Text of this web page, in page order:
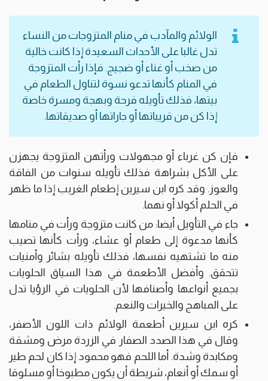
الولائم والمآدب في منام المتزوجات من النساء
تدل غالبا على الأحداث السعيدة إذا كانت خالية
من صخب أو غناء أو ضجيج. فإذا رأت المتزوجة
في المنام كأنها تدعو نسوة لتناول الطعام في
بيتها، فذلك تأويله فرحة وبهجة ومسرة خاصة
إذا كن من قريباتها أو جاراتها أو صديقاتها.
فإن كن غرباء أو مجهولات ورأتهن المتزوجة يجهزن
على الأكل بشراهة فذلك تأويله سنوات من الفاقة
والعوز. وقد كره ابن سيرين إطعام الغريب إذا ما ظهر
في الحلم أكولا أو نهما.
جاء في التأويل أيضا: من كانت متزوجة ورأت في منامها
كأنها مدعوة إلى طعام أو عشاء، ورأت كأنها تصيب
منه ما تشتهيه نفسها، فذلك تأويله بشائر وأمنيات
تتحقق. وأفضل الأطعمة في هذا السياق الحلويات
بجميع أنواعها وأصنافها لأن الحلويات في الرؤيا تدل
على المباهج والخيرات والنعم.
كره ابن سيرين أطعمة الولائم ذات اللون الأصفر،
وقال في هذا الصدد الصفار في الزردة مرض ومشقة
ومكابدة وشدة. أما اللحم فهو محمود إذا كان لحم طير
أو سمك أو أنعام، شريطة أن يكون مطبوخا أو مسلوقا